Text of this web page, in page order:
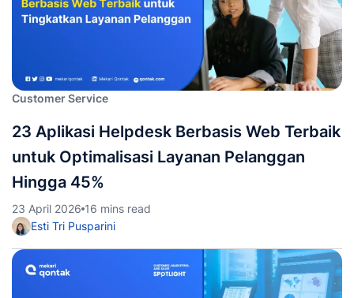
Customer Service
23 Aplikasi Helpdesk Berbasis Web Terbaik
untuk Optimalisasi Layanan Pelanggan
Hingga 45%
23 April 2026 16 mins read
Esti Tri Pusparini